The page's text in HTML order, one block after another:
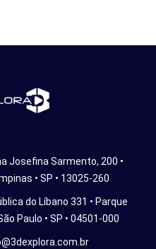
Josefina Sarmento, 200 •
• SP • 13025-260
do Líbano 331 • Parque
Paulo • SP • 04501-000